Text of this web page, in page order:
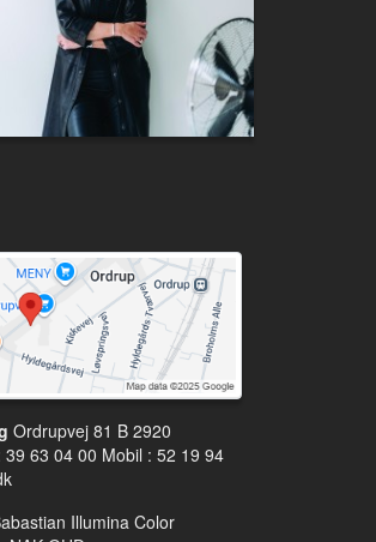
Ordrupvej 81 B 2920
63 04 00 Mobil : 52 19 94
Illumina Color